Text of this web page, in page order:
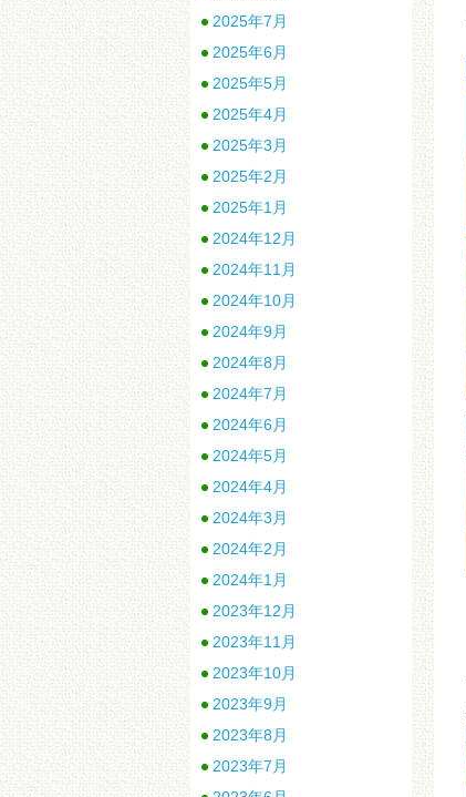
2025年7月
2025年6月
2025年5月
2025年4月
2025年3月
2025年2月
2025年1月
2024年12月
2024年11月
2024年10月
2024年9月
2024年8月
2024年7月
2024年6月
2024年5月
2024年4月
2024年3月
2024年2月
2024年1月
2023年12月
2023年11月
2023年10月
2023年9月
2023年8月
2023年7月